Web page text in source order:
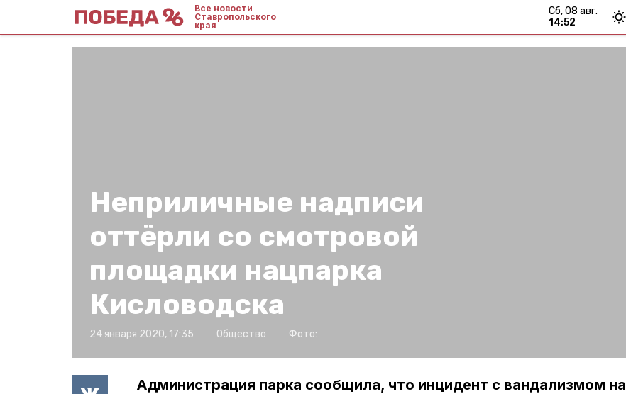
Все новости
Ставропольского
края
сб, 08 авг.
14:52
Неприличные надписи
оттёрли со смотровой
площадки нацпарка
Кисловодска
24 января 2020, 17:35 Общество Фото:
Администрация парка сообщила, что инцидент с вандализмом на